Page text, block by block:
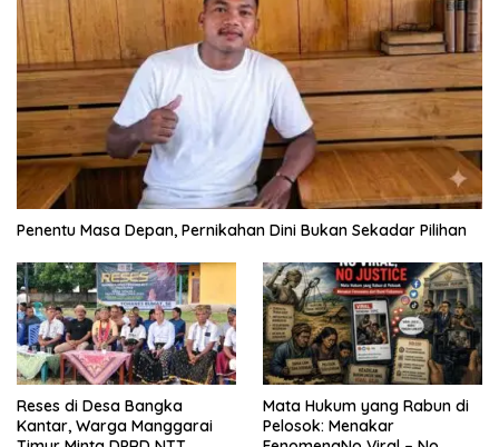
Penentu Masa Depan, Pernikahan Dini Bukan Sekadar Pilihan
Reses di Desa Bangka
Kantar, Warga Manggarai
Mata Hukum yang Rabun di
Pelosok: Menakar